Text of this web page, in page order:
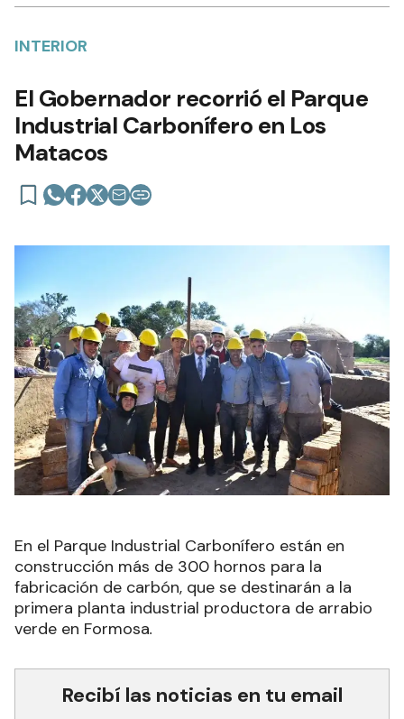
INTERIOR
El Gobernador recorrió el Parque
Industrial Carbonífero en Los
Matacos
En el Parque Industrial Carbonífero están en
construcción más de 300 hornos para la
fabricación de carbón, que se destinarán a la
primera planta industrial productora de arrabio
verde en Formosa.
Recibí las noticias en tu email